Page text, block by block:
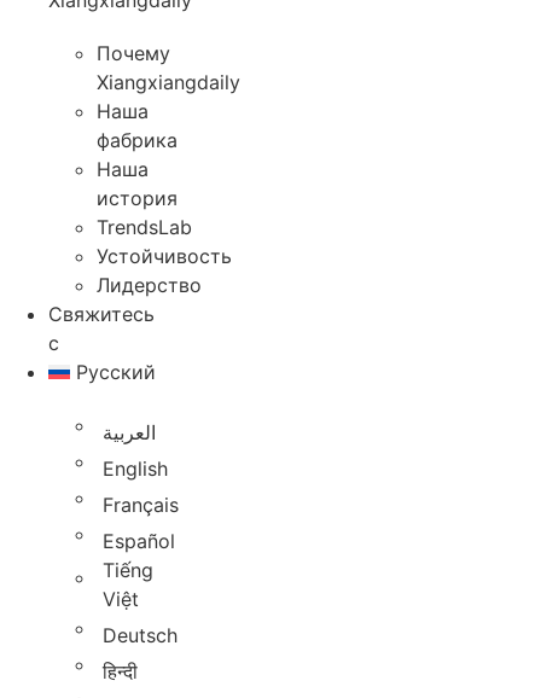
Почему
Xiangxiangdaily
Наша
фабрика
Наша
история
TrendsLab
Устойчивость
Лидерство
Свяжитесь
с
Русский
العربية
English
Français
Español
Tiếng
Việt
Deutsch
हिन्दी